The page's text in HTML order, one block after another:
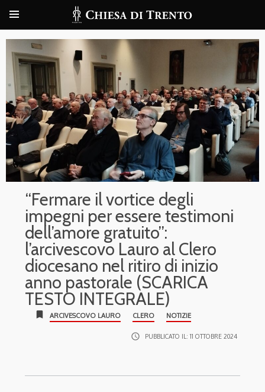
“Fermare il vortice degli
impegni per essere testimoni
dell’amore gratuito”:
l’arcivescovo Lauro al Clero
diocesano nel ritiro di inizio
anno pastorale (SCARICA
TESTO INTEGRALE)
bookmark ARCIVESCOVO LAURO CLERO NOTIZIE
access_time PUBBLICATO IL: 11 OTTOBRE 2024